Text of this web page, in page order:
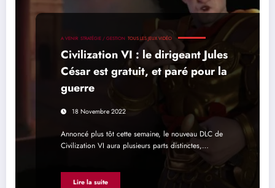
A VENIR STRATÉGIE / GESTION TOUS LES JEUX VIDÉO
Civilization VI : le dirigeant Jules
César est gratuit, et paré pour la
guerre
18 Novembre 2022
Annoncé plus tôt cette semaine, le nouveau DLC de
Civilization VI aura plusieurs parts distinctes,…
Lire la suite